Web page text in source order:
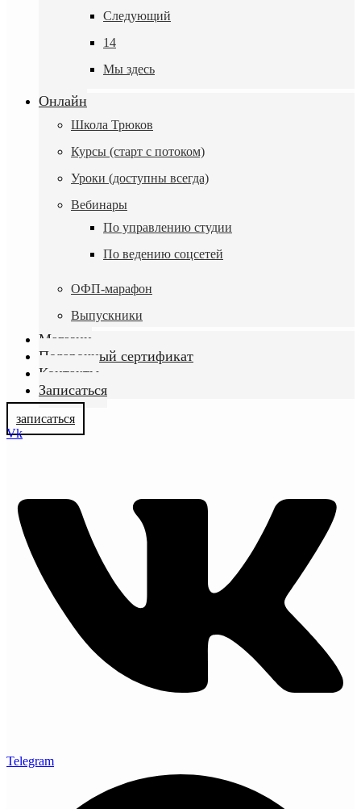
Следующий
14
Мы здесь
Онлайн
Школа Трюков
Курсы (старт с потоком)
Уроки (доступны всегда)
Вебинары
По управлению студии
По ведению соцсетей
ОФП-марафон
Выпускники
Магазин
Подарочный сертификат
Контакты
Записаться
записаться
Vk
Telegram